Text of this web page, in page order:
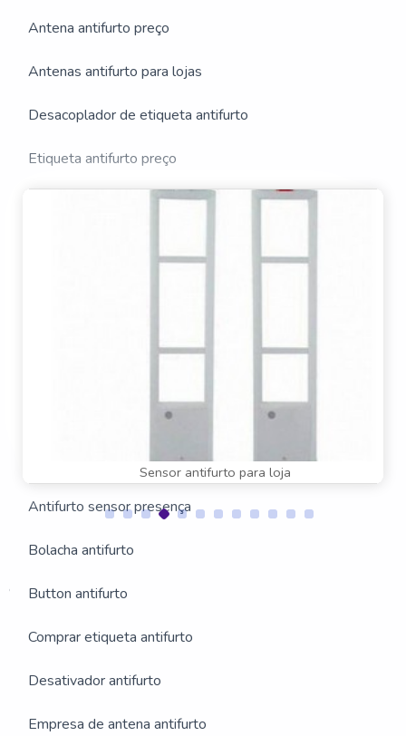
Antena antifurto preço
Antenas antifurto para lojas
Desacoplador de etiqueta antifurto
Etiqueta antifurto preço
Sensor antifurto para roupas
Antena antifurto ultra shield
Antena antifurto valor
Antifurto sensor presença
Bolacha antifurto
Button antifurto
Comprar etiqueta antifurto
Desativador antifurto
Empresa de antena antifurto
ILUSTRATIVAS REFERENTE
A FORNECEDOR DE TORRE
DE ALARME ANTIFURTO
Sensor antifurto para loja
e disponível livremente na internet
Sistemas antifurto
Antena antifurto para biblioteca
Valor de antena antifurto